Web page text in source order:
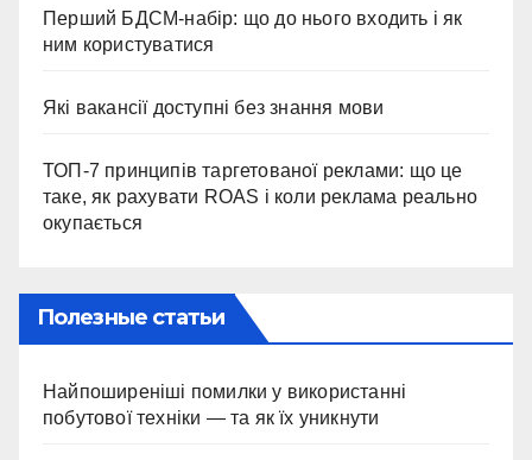
Перший БДСМ-набір: що до нього входить і як
ним користуватися
Які вакансії доступні без знання мови
ТОП-7 принципів таргетованої реклами: що це
таке, як рахувати ROAS і коли реклама реально
окупається
Полезные статьи
Найпоширеніші помилки у використанні
побутової техніки — та як їх уникнути